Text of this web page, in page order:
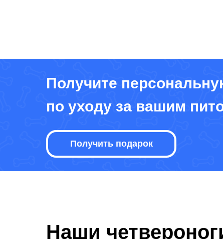
Получить подарок
Получите
по уходу за вашим
Наши